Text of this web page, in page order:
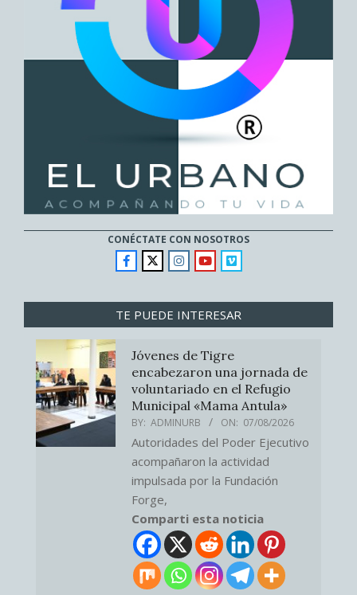
CONÉCTATE CON NOSOTROS
TE PUEDE INTERESAR
Jóvenes de Tigre
encabezaron una jornada de
voluntariado en el Refugio
Municipal «Mama Antula»
BY: ADMINURB ON: 07/08/2026
Autoridades del Poder Ejecutivo
acompañaron la actividad
impulsada por la Fundación
Forge,
Comparti esta noticia